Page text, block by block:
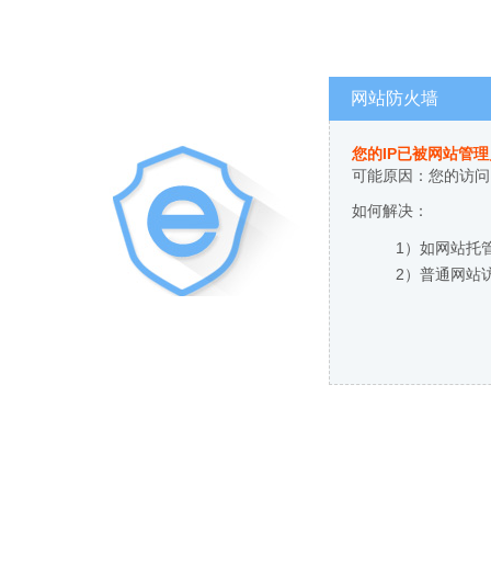
网站防火墙
您的IP已被网站管
可能原因：您的访
如何解决：
1）如网站托
2）普通网站